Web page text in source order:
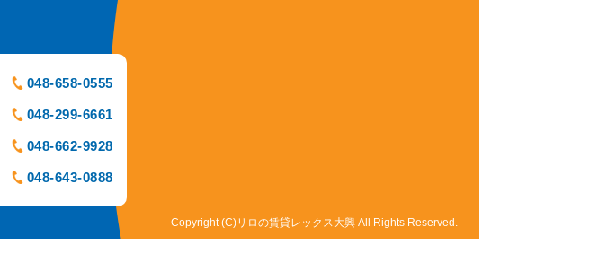
048-658-0555
048-299-6661
048-662-9928
048-643-0888
Copyright (C)リロの賃貸レックス大興 All Rights Reserved.